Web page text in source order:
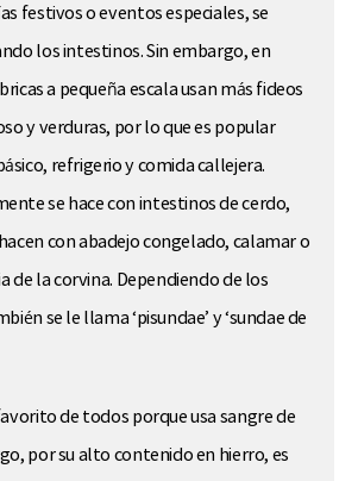
festivos o eventos especiales, se
los intestinos. Sin embargo, en
a pequeña escala usan más fideos
y verduras, por lo que es popular
refrigerio y comida callejera.
se hace con intestinos de cerdo,
con abadejo congelado, calamar o
de la corvina. Dependiendo de los
se le llama ‘pisundae’ y ‘sundae de
de todos porque usa sangre de
por su alto contenido en hierro, es